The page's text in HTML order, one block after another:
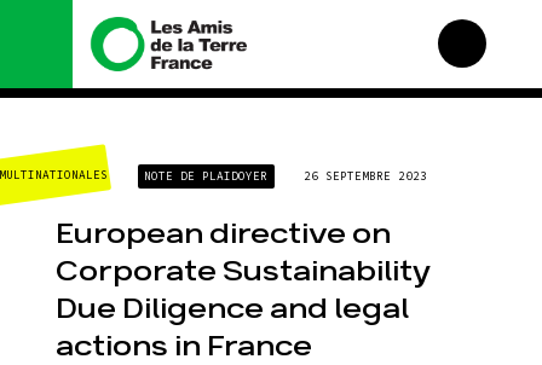
Nous connaître
Histoire
Missions et méthodes
Valeurs
Équipes et
fonctionnement
Total, rendez-vous au
Gaz « naturel », le
Mode : une tendance
destructrice
MULTINATIONALES NOTE DE PLAIDOYER 26 SEPTEMBRE 2023
European directive on
Corporate Sustainability
Due Diligence and legal
actions in France